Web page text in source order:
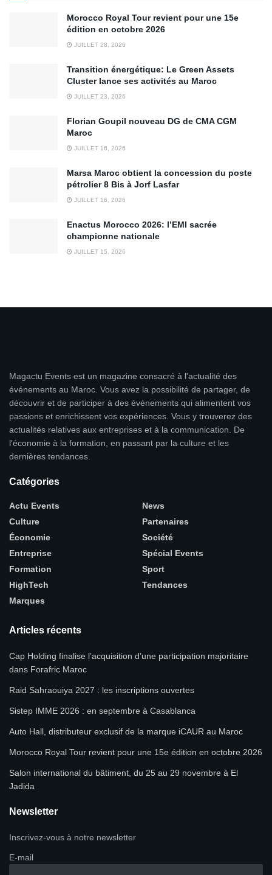
Morocco Royal Tour revient pour une 15e
édition en octobre 2026
JUILLET 28, 2026
Transition énergétique: Le Green Assets
Cluster lance ses activités au Maroc
JUILLET 23, 2026
Florian Goupil nouveau DG de CMA CGM
Maroc
JUILLET 16, 2026
Marsa Maroc obtient la concession du poste
pétrolier 8 Bis à Jorf Lasfar
JUILLET 16, 2026
Enactus Morocco 2026: l’EMI sacrée
championne nationale
JUILLET 15, 2026
Magactu Events est un magazine consacré à l'actualité des
événements au Maroc. Vous avez la possibilité de partager, de
découvrir et de participer à des événements qui alimentent vos
passions et enrichissent vos expériences. Vous y trouverez des
actualités relatives aux entreprises et à la communication. De
l'économie à la formation, en passant par la culture et les
dernières tendances.
Catégories
Actu Events
Culture
Économie
Entreprise
Formation
HighTech
Marques
News
Partenaires
Société
Spécial Events
Sport
Tendances
Articles récents
Cap Holding finalise l’acquisition d’une participation majoritaire
dans Forafric Maroc
Raid Sahraouiya 2027 : les inscriptions ouvertes
Sistep IMME 2026 : en septembre à Casablanca
Auto Hall, distributeur exclusif de la marque iCAUR au Maroc
Morocco Royal Tour revient pour une 15e édition en octobre 2026
Salon international du bâtiment, du 25 au 29 novembre à El
Jadida
Newsletter
Inscrivez-vous à notre newsletter
E-mail